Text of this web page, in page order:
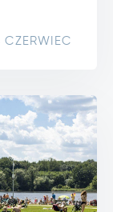
CZERWIEC